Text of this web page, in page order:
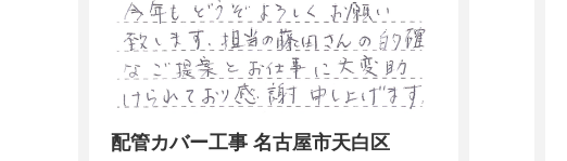
配管カバー工事 名古屋市天白区